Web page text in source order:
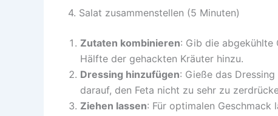
4. Salat zusammenstellen (5 Minuten)
Zutaten kombinieren: Gib die abgekühlte
Hälfte der gehackten Kräuter hinzu.
Dressing hinzufügen: Gieße das
darauf, den Feta nicht zu sehr zu
Ziehen lassen: Für optimalen Geschmack